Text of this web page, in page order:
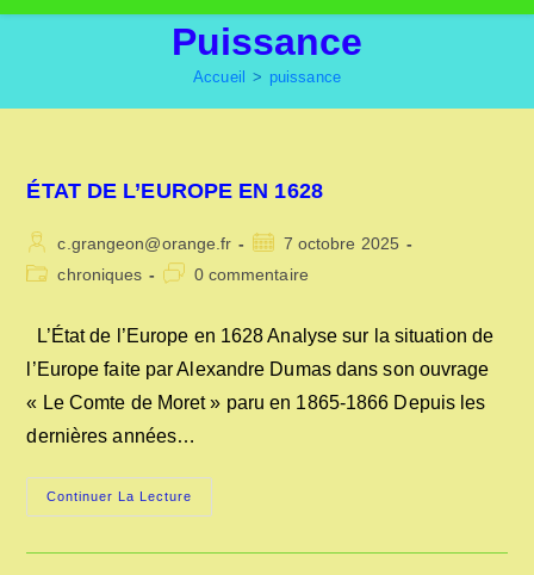
Puissance
Accueil > puissance
ÉTAT DE L’EUROPE EN 1628
Auteur/autrice
de
c.grangeon@orange.fr
Publication
publiée :
7 octobre 2025
Postchroniques
Commentaires
publication :
0 commentaire
L’État de l’Europe en 1628 Analyse sur la situation de
l’Europe faite par Alexandre Dumas dans son ouvrage
« Le Comte de Moret » paru en 1865-1866 Depuis les
dernières années…
Continuer La Lecture
DE